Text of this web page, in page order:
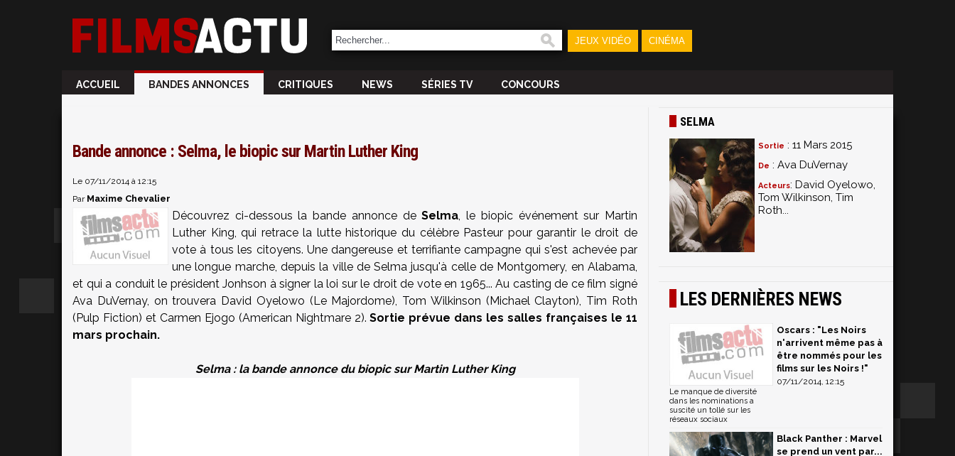
JEUX VIDÉO CINÉMA
ACCUEIL BANDES ANNONCES CRITIQUES NEWS SÉRIES TV CONCOURS
Bande annonce : Selma, le biopic sur Martin Luther King
Le 07/11/2014 à 12:15
Par Maxime Chevalier
Découvrez ci-dessous la bande annonce deSelma, le biopic événement sur Martin
Luther King, qui retrace la lutte historique du célèbre Pasteur pour garantir le droit de
vote à tous les citoyens. Une dangereuse et terrifiante campagne qui s'est achevée par
une longue marche, depuis la ville de Selma jusqu'à celle de Montgomery, en Alabama,
et qui a conduit le président Jonhson à signer la loi sur le droit de vote en 1965... Au casting de ce film signé
Ava DuVernay, on trouvera David Oyelowo (Le Majordome), Tom Wilkinson (Michael Clayton), Tim Roth
(Pulp Fiction) et Carmen Ejogo (American Nightmare 2).Sortie prévue dans les salles françaises le 11
mars prochain.
Selma : la bande annonce du biopic sur Martin Luther King
SELMA
Sortie : 11 Mars 2015
De : Ava DuVernay
Acteurs: David Oyelowo,
Tom Wilkinson, Tim
Roth...
LES DERNIÈRES NEWS
Oscars : "Les Noirs
n'arrivent même pas à
être nommés pour les
films sur les Noirs !"
07/11/2014, 12:15
Le manque de diversité
dans les nominations a
suscité un tollé sur les
réseaux sociaux
Black Panther : Marvel
se prend un vent par...